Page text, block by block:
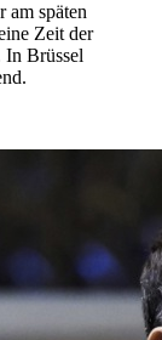
späten
Zeit der
Brüssel